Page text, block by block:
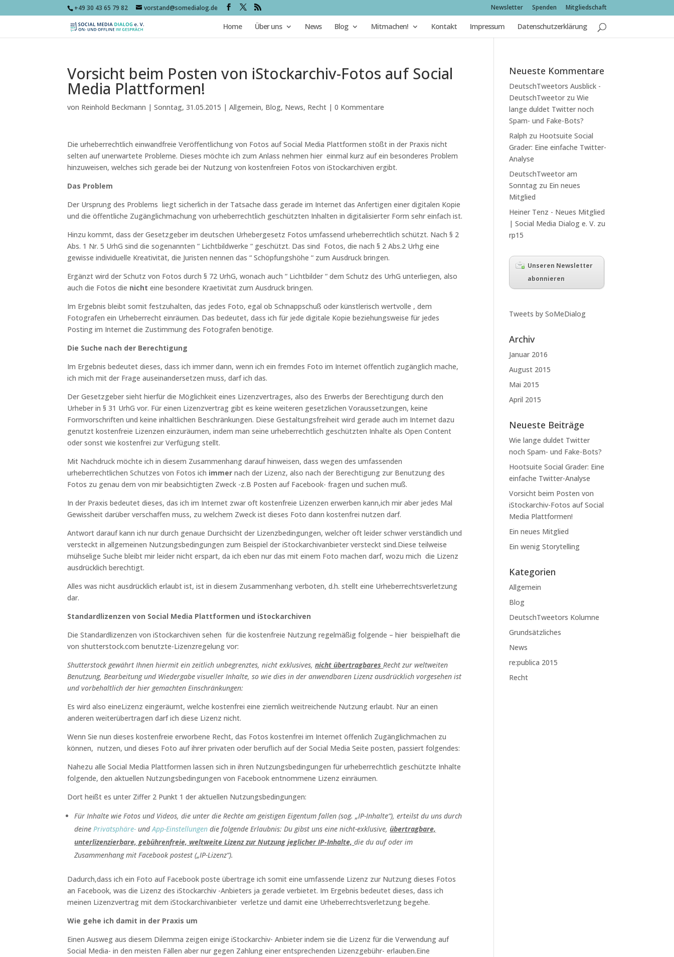
+49 30 43 65 79 82 vorstand@somedialog.de Newsletter Spenden Mitgliedschaft
Home Über uns News Blog Mitmachen! Kontakt Impressum Datenschutzerklärung
Vorsicht beim Posten von iStockarchiv-Fotos auf Social
Media Plattformen!
von Reinhold Beckmann |Sonntag, 31.05.2015 |Allgemein, Blog, News, Recht |0 Kommentare
Die urheberrechtlich einwandfreie Veröffentlichung von Fotos auf Social Media Plattformen stößt in der Praxis nicht
selten auf unerwartete Probleme. Dieses möchte ich zum Anlass nehmen hier einmal kurz auf ein besonderes Problem
hinzuweisen, welches sich gerade bei der Nutzung von kostenfreien Fotos von iStockarchiven ergibt.
Das Problem
Der Ursprung des Problems liegt sicherlich in der Tatsache dass gerade im Internet das Anfertigen einer digitalen Kopie
und die öffentliche Zugänglichmachung von urheberrechtlich geschützten Inhalten in digitalisierter Form sehr einfach ist.
Hinzu kommt, dass der Gesetzgeber im deutschen Urhebergesetz Fotos umfassend urheberrechtlich schützt. Nach § 2
Abs. 1 Nr. 5 UrhG sind die sogenannten “ Lichtbildwerke “ geschützt. Das sind Fotos, die nach § 2 Abs.2 Urhg eine
gewisse individuelle Kreativität, die Juristen nennen das “ Schöpfungshöhe “ zum Ausdruck bringen.
Ergänzt wird der Schutz von Fotos durch § 72 UrhG, wonach auch “ Lichtbilder “ dem Schutz des UrhG unterliegen, also
auch die Fotos die nichteine besondere Kraetivität zum Ausdruck bringen.
Im Ergebnis bleibt somit festzuhalten, das jedes Foto, egal ob Schnappschuß oder künstlerisch wertvolle , dem
Fotografen ein Urheberrecht einräumen. Das bedeutet, dass ich für jede digitale Kopie beziehungsweise für jedes
Posting im Internet die Zustimmung des Fotografen benötige.
Die Suche nach der Berechtigung
Im Ergebnis bedeutet dieses, dass ich immer dann, wenn ich ein fremdes Foto im Internet öffentlich zugänglich mache,
ich mich mit der Frage auseinandersetzen muss, darf ich das.
Der Gesetzgeber sieht hierfür die Möglichkeit eines Lizenzvertrages, also des Erwerbs der Berechtigung durch den
Urheber in § 31 UrhG vor. Für einen Lizenzvertrag gibt es keine weiteren gesetzlichen Voraussetzungen, keine
Formvorschriften und keine inhaltlichen Beschränkungen. Diese Gestaltungsfreiheit wird gerade auch im Internet dazu
genutzt kostenfreie Lizenzen einzuräumen, indem man seine urheberrechtlich geschützten Inhalte als Open Content
oder sonst wie kostenfrei zur Verfügung stellt.
Mit Nachdruck möchte ich in diesem Zusammenhang darauf hinweisen, dass wegen des umfassenden
urheberrechtlichen Schutzes von Fotos ich immernach der Lizenz, also nach der Berechtigung zur Benutzung des
Fotos zu genau dem von mir beabsichtigten Zweck -z.B Posten auf Facebook- fragen und suchen muß.
In der Praxis bedeutet dieses, das ich im Internet zwar oft kostenfreie Lizenzen erwerben kann,ich mir aber jedes Mal
Gewissheit darüber verschaffen muss, zu welchem Zweck ist dieses Foto dann kostenfrei nutzen darf.
Antwort darauf kann ich nur durch genaue Durchsicht der Lizenzbedingungen, welcher oft leider schwer verständlich und
versteckt in allgemeinen Nutzungsbedingungen zum Beispiel der iStockarchivanbieter versteckt sind.Diese teilweise
mühselige Suche bleibt mir leider nicht erspart, da ich eben nur das mit einem Foto machen darf, wozu mich die Lizenz
ausdrücklich berechtigt.
Alles was nicht ausdrücklich erlaubt ist, ist in diesem Zusammenhang verboten, d.h. stellt eine Urheberrechtsverletzung
dar.
Standardlizenzen von Social Media Plattformen und iStockarchiven
Die Standardlizenzen von iStockarchiven sehen für die kostenfreie Nutzung regelmäßig folgende – hier beispielhaft die
von shutterstock.com benutzte-Lizenzregelung vor:
Shutterstock gewährt Ihnen hiermit ein zeitlich unbegrenztes, nicht exklusives,nicht übertragbaresRecht zur weltweiten
Benutzung, Bearbeitung und Wiedergabe visueller Inhalte, so wie dies in der anwendbaren Lizenz ausdrücklich vorgesehen ist
und vorbehaltlich der hier gemachten Einschränkungen:
Es wird also eineLizenz eingeräumt, welche kostenfrei eine ziemlich weitreichende Nutzung erlaubt. Nur an einen
anderen weiterübertragen darf ich diese Lizenz nicht.
Wenn Sie nun dieses kostenfreie erworbene Recht, das Fotos kostenfrei im Internet öffenlich Zugänglichmachen zu
können, nutzen, und dieses Foto auf ihrer privaten oder beruflich auf der Social Media Seite posten, passiert folgendes:
Nahezu alle Social Media Plattformen lassen sich in ihren Nutzungsbedingungen für urheberrechtlich geschützte Inhalte
folgende, den aktuellen Nutzungsbedingungen von Facebook entnommene Lizenz einräumen.
Dort heißt es unter Ziffer 2 Punkt 1 der aktuellen Nutzungsbedingungen:
Für Inhalte wie Fotos und Videos, die unter die Rechte am geistigen Eigentum fallen (sog. „IP-Inhalte“), erteilst du uns durch
deinePrivatsphäre- undApp-Einstellungen die folgende Erlaubnis: Du gibst uns eine nicht-exklusive,übertragbare,
unterlizenzierbare, gebührenfreie, weltweite Lizenz zur Nutzung jeglicher IP-Inhalte, die du auf oder im
Zusammenhang mit Facebook postest („IP-Lizenz“).
Dadurch,dass ich ein Foto auf Facebook poste übertrage ich somit eine umfassende Lizenz zur Nutzung dieses Fotos
an Facebook, was die Lizenz des iStockarchiv -Anbieters ja gerade verbietet. Im Ergebnis bedeutet dieses, dass ich
meinen Lizenzvertrag mit dem iStockarchivanbieter verletze und damit eine Urheberrechtsverletzung begehe.
Wie gehe ich damit in der Praxis um
Einen Ausweg aus diesem Dilemma zeigen einige iStockarchiv- Anbieter indem sie die Lizenz für die Verwendung auf
Social Media- in den meisten Fällen aber nur gegen Zahlung einer entsprechenden Lizenzgebühr- erlauben.Eine
Neueste Kommentare
DeutschTweetors Ausblick -
DeutschTweetor zuWie
lange duldet Twitter noch
Spam- und Fake-Bots?
Ralph zu Hootsuite Social
Grader: Eine einfache Twitter-
Analyse
DeutschTweetor am
Sonntag zu Ein neues
Mitglied
Heiner Tenz - Neues Mitglied
| Social Media Dialog e. V. zu
rp15
Unseren Newsletter
abonnieren
Tweets by SoMeDialog
Archiv
Januar 2016
August 2015
Mai 2015
April 2015
Neueste Beiträge
Wie lange duldet Twitter
noch Spam- und Fake-Bots?
Hootsuite Social Grader: Eine
einfache Twitter-Analyse
Vorsicht beim Posten von
iStockarchiv-Fotos auf Social
Media Plattformen!
Ein neues Mitglied
Ein wenig Storytelling
Kategorien
Allgemein
Blog
DeutschTweetors Kolumne
Grundsätzliches
News
re:publica 2015
Recht